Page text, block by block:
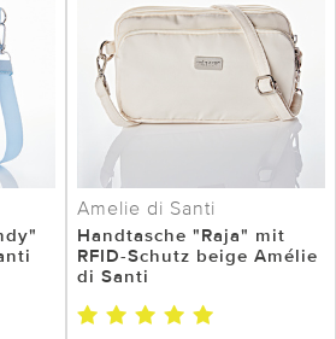
Amelie di Santi
Handtasche "Raja" mit
RFID-Schutz beige Amélie
di Santi